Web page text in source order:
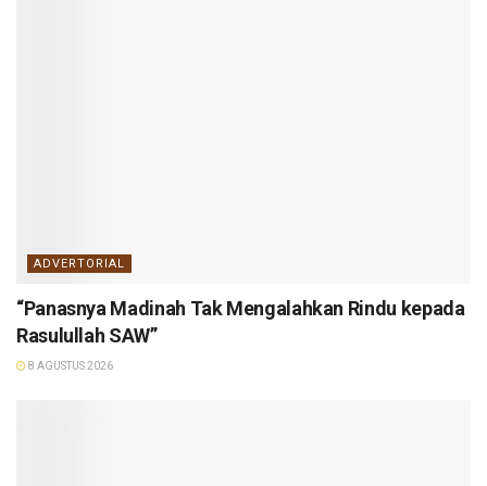
ADVERTORIAL
“Panasnya Madinah Tak Mengalahkan Rindu kepada
Rasulullah SAW”
8 AGUSTUS 2026